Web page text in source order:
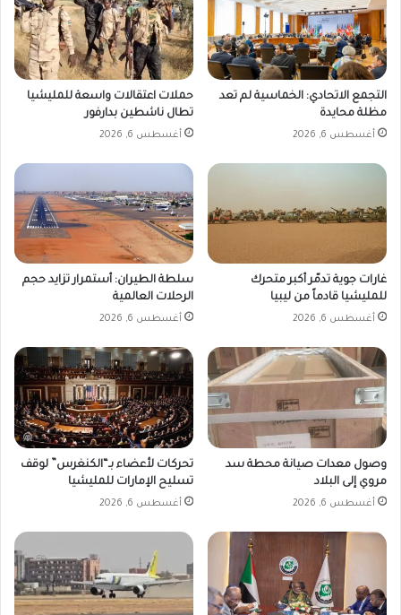
التجمع الاتحادي: الخماسية لم تعد
مظلة محايدة
أغسطس 6, 2026
حملات اعتقالات واسعة للمليشيا
تطال ناشطين بدارفور
أغسطس 6, 2026
غارات جوية تدمّر أكبر متحرك
للمليشيا قادماً من ليبيا
أغسطس 6, 2026
سلطة الطيران: أستمرار تزايد حجم
الرحلات العالمية
أغسطس 6, 2026
وصول معدات صيانة محطة سد
مروي إلى البلاد
أغسطس 6, 2026
تحركات لأعضاء بـ“الكنغرس” لوقف
تسليح الإمارات للمليشيا
أغسطس 6, 2026